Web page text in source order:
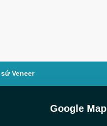
Veneer
Google Map